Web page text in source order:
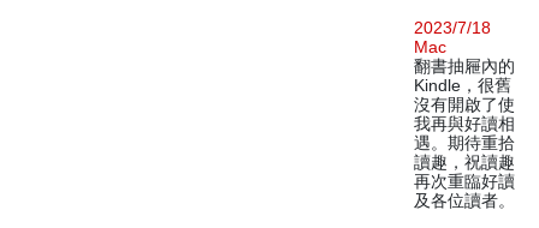
2023/7/18
Mac
翻書抽屜內的
Kindle，很舊
沒有開啟了使
我再與好讀相
遇。期待重拾
讀趣，祝讀趣
再次重臨好讀
及各位讀者。